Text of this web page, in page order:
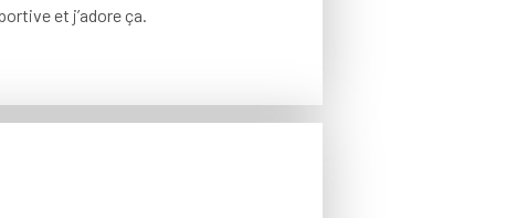
et j’adore ça.